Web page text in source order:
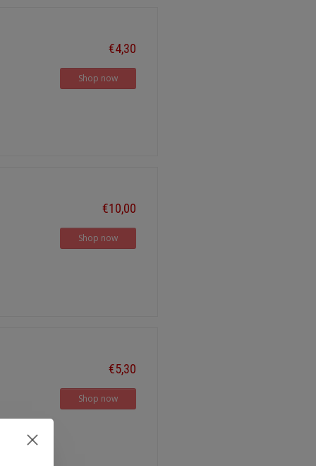
€4,30
Shop now
€10,00
Shop now
€5,30
Shop now